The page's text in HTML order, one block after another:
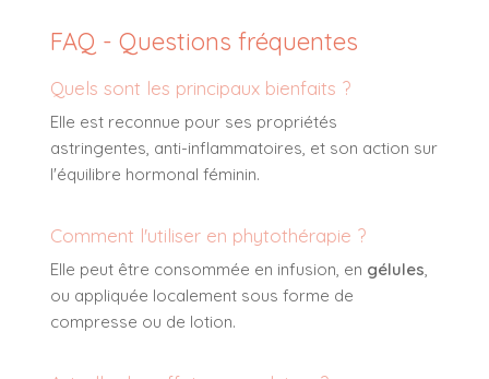
FAQ - Questions fréquentes
Quels sont les principaux bienfaits ?
Elle est reconnue pour ses propriétés
astringentes, anti-inflammatoires, et son action sur
l'équilibre hormonal féminin.
Comment l'utiliser en phytothérapie ?
Elle peut être consommée en infusion, en gélules,
ou appliquée localement sous forme de
compresse ou de lotion.